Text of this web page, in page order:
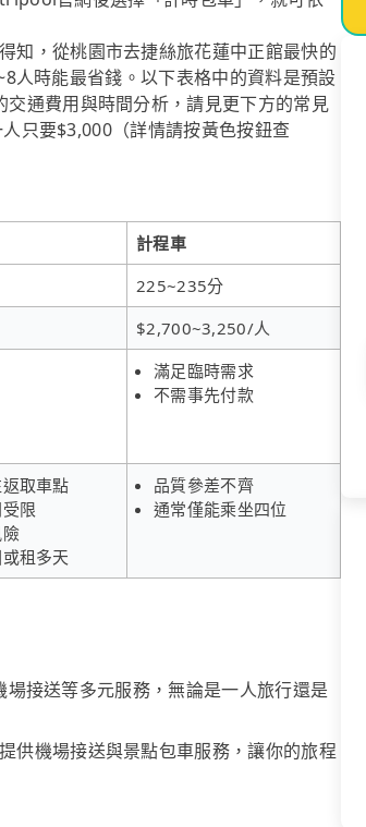
知，從桃園市去捷絲旅花蓮中正館最快的
人時能最省錢。以下表格中的資料是預設
通費用與時間分析，請見更下方的常見
只要$3,000（詳情請按黃色按鈕查
計程車
225~235分
$2,700~3,250/人
滿足臨時需求
不需事先付款
取車點
限
租多天
品質參差不齊
通常僅能乘坐四位
接送等多元服務，無論是一人旅行還是
供機場接送與景點包車服務，讓你的旅程